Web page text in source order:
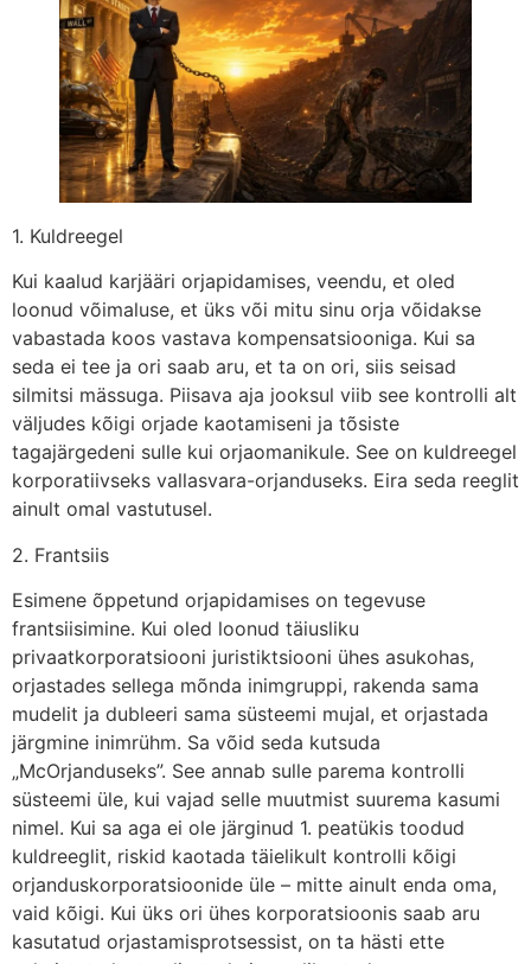
1. Kuldreegel
Kui kaalud karjääri orjapidamises, veendu, et oled
loonud võimaluse, et üks või mitu sinu orja võidakse
vabastada koos vastava kompensatsiooniga. Kui sa
seda ei tee ja ori saab aru, et ta on ori, siis seisad
silmitsi mässuga. Piisava aja jooksul viib see kontrolli alt
väljudes kõigi orjade kaotamiseni ja tõsiste
tagajärgedeni sulle kui orjaomanikule. See on kuldreegel
korporatiivseks vallasvara-orjanduseks. Eira seda reeglit
ainult omal vastutusel.
2. Frantsiis
Esimene õppetund orjapidamises on tegevuse
frantsiisimine. Kui oled loonud täiusliku
privaatkorporatsiooni juristiktsiooni ühes asukohas,
orjastades sellega mõnda inimgruppi, rakenda sama
mudelit ja dubleeri sama süsteemi mujal, et orjastada
järgmine inimrühm. Sa võid seda kutsuda
„McOrjanduseks”. See annab sulle parema kontrolli
süsteemi üle, kui vajad selle muutmist suurema kasumi
nimel. Kui sa aga ei ole järginud 1. peatükis toodud
kuldreeglit, riskid kaotada täielikult kontrolli kõigi
orjanduskorporatsioonide üle – mitte ainult enda oma,
vaid kõigi. Kui üks ori ühes korporatsioonis saab aru
kasutatud orjastamisprotsessist, on ta hästi ette